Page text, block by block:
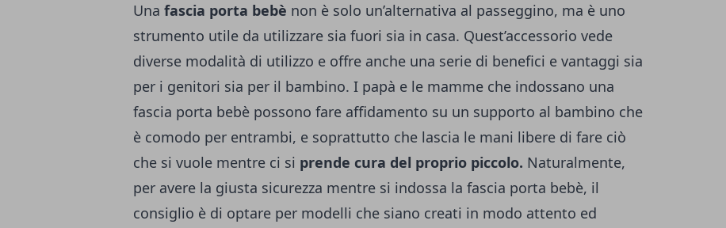
Una fascia porta bebè non è solo un’alternativa al passeggino, ma è uno
strumento utile da utilizzare sia fuori sia in casa. Quest’accessorio vede
diverse modalità di utilizzo e offre anche una serie di benefici e vantaggi sia
per i genitori sia per il bambino. I papà e le mamme che indossano una
fascia porta bebè possono fare affidamento su un supporto al bambino che
è comodo per entrambi, e soprattutto che lascia le mani libere di fare ciò
che si vuole mentre ci si prende cura del proprio piccolo. Naturalmente,
per avere la giusta sicurezza mentre si indossa la fascia porta bebè, il
consiglio è di optare per modelli che siano creati in modo attento ed